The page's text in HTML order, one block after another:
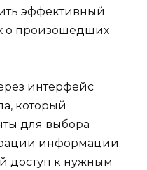
эффективный
о произошедших
интерфейс
который
для выбора
информации.
доступ к нужным